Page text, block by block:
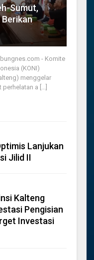
Sumut,
Berikan
- Komite
(KONI)
menggelar
a [...]
Lanjukan
Jilid II
Kalteng
Pengisian
Investasi